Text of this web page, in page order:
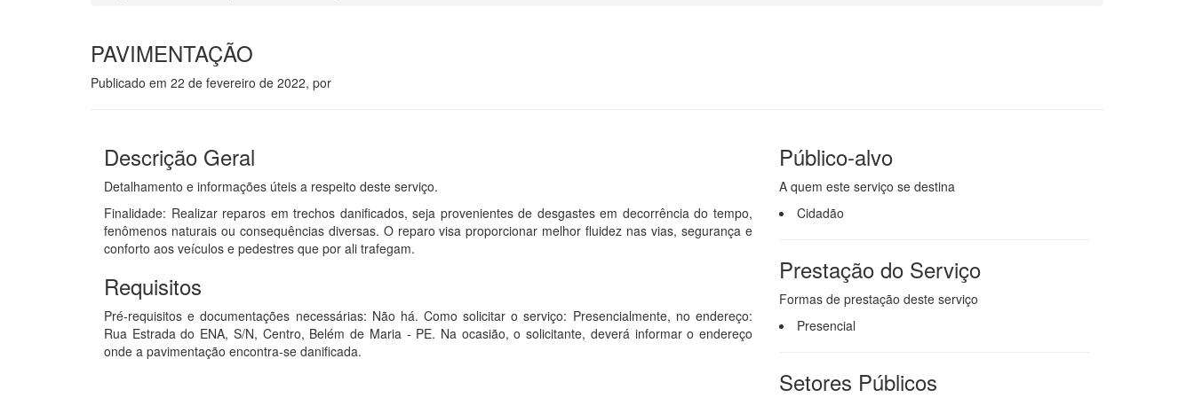
PAVIMENTAÇÃO
Publicado em 22 de fevereiro de 2022, por
Descrição Geral
Detalhamento e informações úteis a respeito deste serviço.
Finalidade: Realizar reparos em trechos danificados, seja provenientes de desgastes em decorrência do tempo,
fenômenos naturais ou consequências diversas. O reparo visa proporcionar melhor fluidez nas vias, segurança e
conforto aos veículos e pedestres que por ali trafegam.
Requisitos
Pré-requisitos e documentações necessárias: Não há. Como solicitar o serviço: Presencialmente, no endereço:
Rua Estrada do ENA, S/N, Centro, Belém de Maria - PE. Na ocasião, o solicitante, deverá informar o endereço
onde a pavimentação encontra-se danificada.
Público-alvo
A quem este serviço se destina
Cidadão
Prestação do Serviço
Formas de prestação deste serviço
Presencial
Setores Públicos